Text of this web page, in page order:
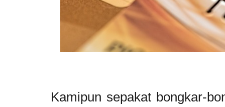
Kamipun sepakat bongkar-